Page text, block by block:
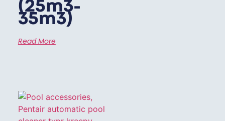
(25m3-
35m3)
Read More